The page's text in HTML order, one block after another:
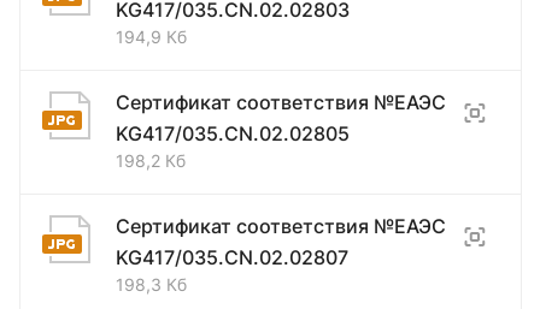
KG417/035.CN.02.02803
194,9 Кб
Сертификат соответствия №ЕАЭС
KG417/035.CN.02.02805
198,2 Кб
Сертификат соответствия №ЕАЭС
KG417/035.CN.02.02807
198,3 Кб